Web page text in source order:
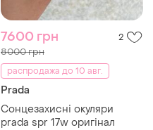
7600 грн 2
8000 грн
распродажа до 10 авг.
Prada
Сонцезахисні окуляри
prada spr 17w оригінал